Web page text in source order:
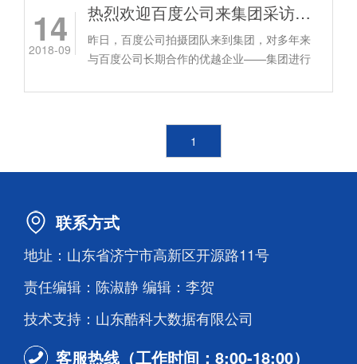
14
2018-09
热烈欢迎百度公司来集团采访拍摄
昨日，百度公司拍摄团队来到集团，对多年来
与百度公司长期合作的优越企业——集团进行
司总经理李振波进行了...
1
联系方式
地址：山东省济宁市高新区开源路11号
责任编辑：陈淑静 编辑：李贺
技术支持：山东酷科大数据有限公司
客服热线（工作时间：8:00-18:00）